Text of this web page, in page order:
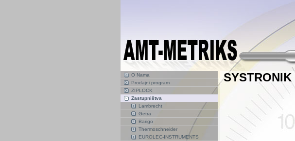
O Nama
Prodajni program
ZIPLOCK
Zastupništva
Lambrecht
Getra
Barigo
Thermoschneider
EUROLEC-INSTRUMENTS
SYSTRONIK